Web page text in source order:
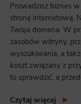
Prowadzisz biznes
stronę internetową.
Twoja domena. W
zasobów witryny,
wyszukiwania, a
koszt związany z
to sprawdzić, a
Czytaj więcej